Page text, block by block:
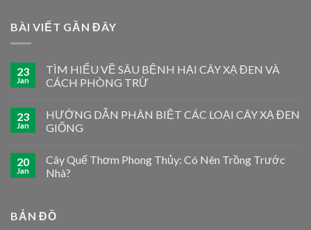
BÀI VIẾT GẦN ĐÂY
23
Jan
TÌM HIỂU VỀ SÂU BỆNH HẠI CÂY XẠ ĐEN VÀ
CÁCH PHÒNG TRỪ
23
Jan
HƯỚNG DẪN PHÂN BIỆT CÁC LOẠI CÂY XẠ ĐEN
GIỐNG
20
Jan
Cây Quế Thơm Phong Thủy: Có Nên Trồng Trước
Nhà?
BẢN ĐỒ